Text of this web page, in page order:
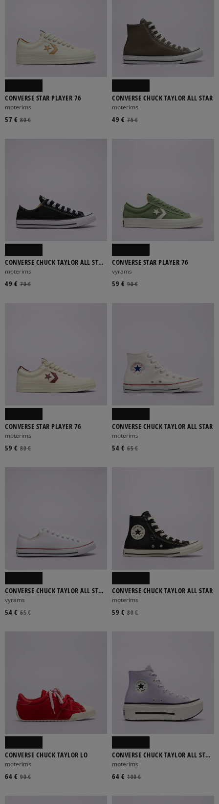
CONVERSE STAR PLAYER 76
moterims
80 €
57 €
CONVERSE CHUCK TAYLOR ALL STAR
moterims
75 €
49 €
CONVERSE CHUCK TAYLOR ALL STAR
OX
moterims
70 €
49 €
CONVERSE STAR PLAYER 76
vyrams
90 €
59 €
CONVERSE STAR PLAYER 76
moterims
80 €
59 €
CONVERSE CHUCK TAYLOR ALL STAR
moterims
65 €
54 €
CONVERSE CHUCK TAYLOR ALL STAR
OX
vyrams
65 €
54 €
CONVERSE CHUCK TAYLOR ALL STAR
moterims
80 €
59 €
CONVERSE CHUCK TAYLOR LO
moterims
90 €
64 €
CONVERSE CHUCK TAYLOR ALL STAR
LIFT DOUBLE STACK
moterims
100 €
64 €